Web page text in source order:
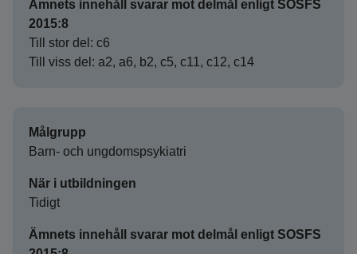
Ämnets innehåll svarar mot delmål enligt SOSFS
2015:8
Till stor del: c6
Till viss del: a2, a6, b2, c5, c11, c12, c14
Målgrupp
Barn- och ungdomspsykiatri
När i utbildningen
Tidigt
Ämnets innehåll svarar mot delmål enligt SOSFS